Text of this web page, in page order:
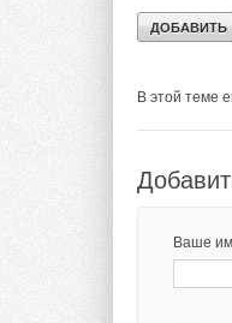
В этой теме
Ваше